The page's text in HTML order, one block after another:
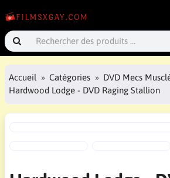
Accueil Catégories
DVD Mecs
Hardwood Lodge - DVD Raging Stallion